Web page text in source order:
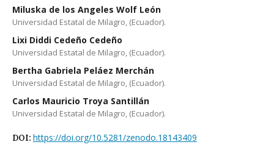
Miluska de los Angeles Wolf León
Universidad Estatal de Milagro, (Ecuador).
Lixi Diddi Cedeño Cedeño
Universidad Estatal de Milagro, (Ecuador).
Bertha Gabriela Peláez Merchán
Universidad Estatal de Milagro, (Ecuador).
Carlos Mauricio Troya Santillán
Universidad Estatal de Milagro, (Ecuador).
DOI: https://doi.org/10.5281/zenodo.18143409